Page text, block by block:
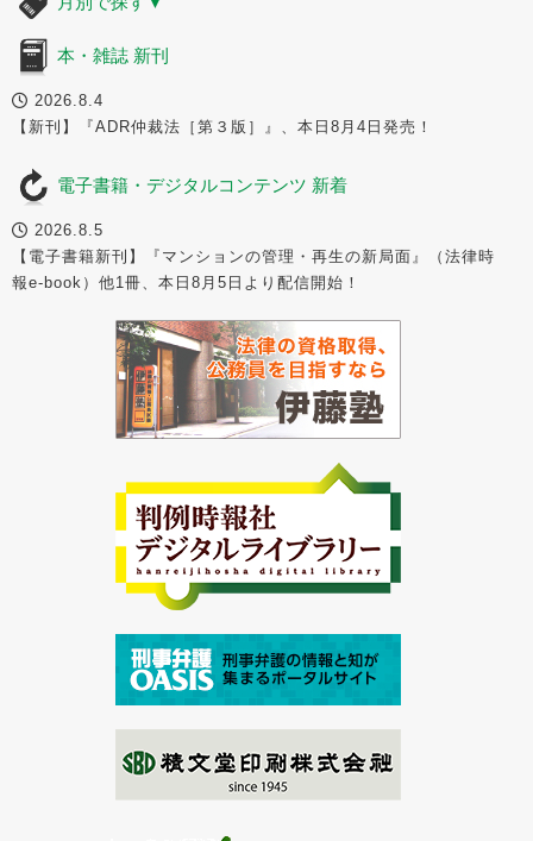
本・雑誌 新刊
2026.8.4
【新刊】『ADR仲裁法［第３版］』、本日8月4日発売！
電子書籍・デジタルコンテンツ 新着
2026.8.5
【電子書籍新刊】『マンションの管理・再生の新局面』（法律時
報e-book）他1冊、本日8月5日より配信開始！